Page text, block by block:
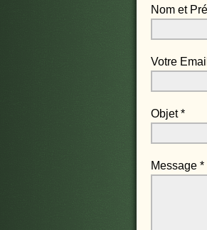
Nom et
Votre Email
Objet*
Message *